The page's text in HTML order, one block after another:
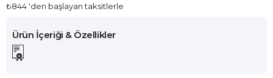
₺844 'den başlayan taksitlerle